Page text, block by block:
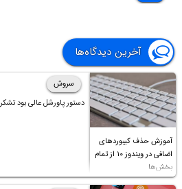
آخرین دیدگاه‌ها
آموزش حذف کیبوردهای
اضافی در ویندوز ۱۰ از تمام
بخش‌ها
سروش
دستور پاورشل عالی بود تشکر